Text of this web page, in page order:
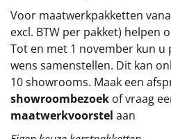
Per stuk
Alle overige
Voor maatwerkpakketten
excl. BTW per pakket) helpen
Tot en met 1 november kun u
wens samenstellen. Dit kan
10 showrooms. Maak een
showroombezoek of vraag
maatwerkvoorstel aan